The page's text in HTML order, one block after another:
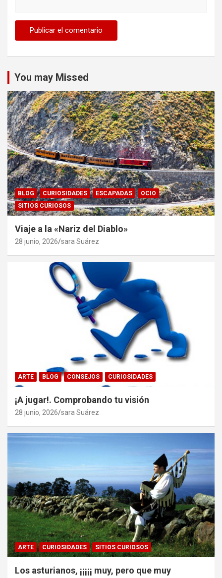
You may Missed
BLOG CURIOSIDADES ESCAPADAS
OCIO
SITIOS CURIOSOS
Viaje a la «Nariz del Diablo»
28 junio, 2026 sara Suárez
ARTE BLOG CONSEJOS CURIOSIDADES
¡A jugar!. Comprobando tu visión
28 junio, 2026 sara Suárez
ARTE CURIOSIDADES SITIOS CURIOSOS
Los asturianos, ¡¡¡¡¡ muy, pero que muy